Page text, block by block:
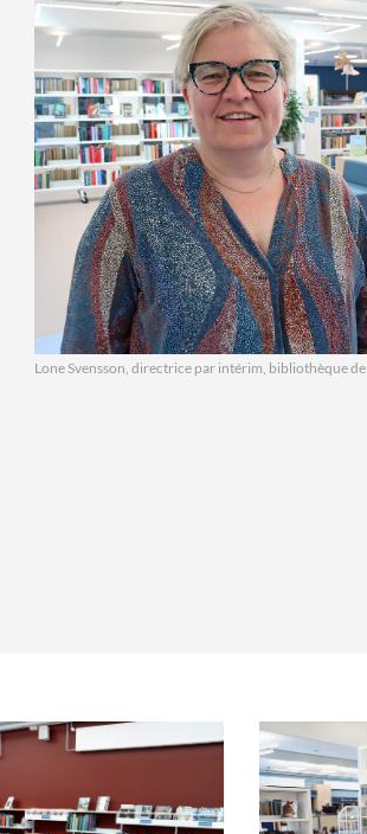
Lone Svensson, directrice par intérim, bibliothèque de